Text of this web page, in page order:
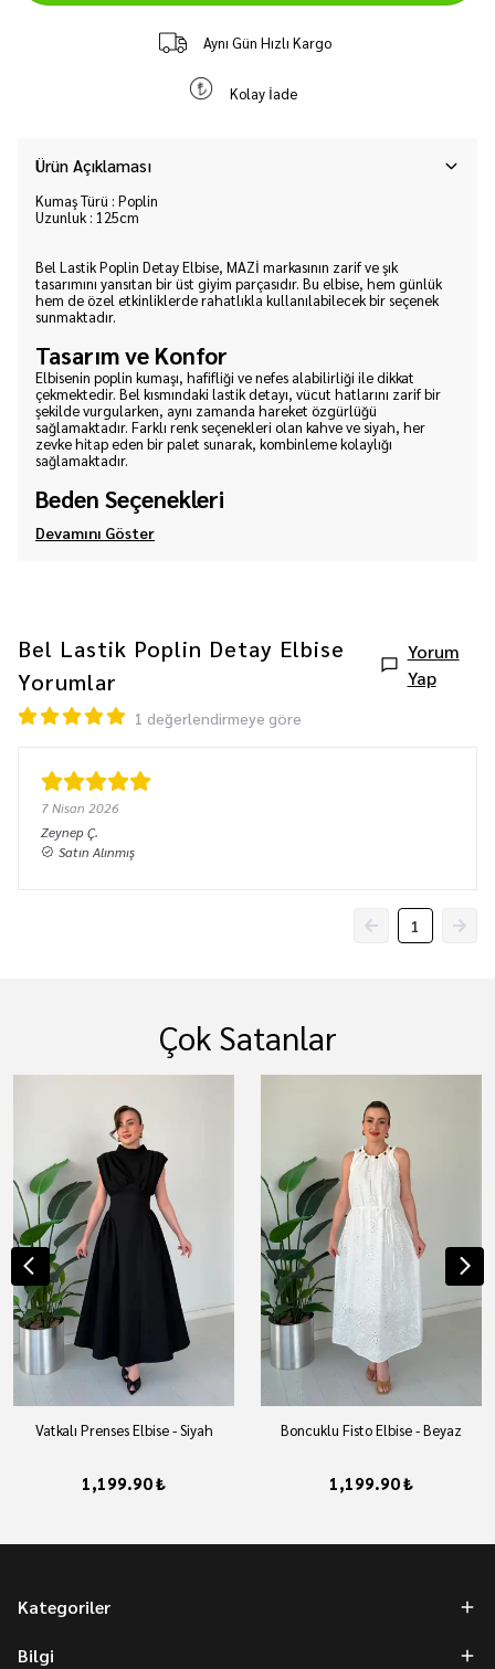
Aynı Gün Hızlı Kargo
Kolay İade
Ürün Açıklaması
Kumaş Türü : Poplin
Uzunluk : 125cm
Bel Lastik Poplin Detay Elbise, MAZİ markasının zarif ve şık
tasarımını yansıtan bir üst giyim parçasıdır. Bu elbise, hem günlük
hem de özel etkinliklerde rahatlıkla kullanılabilecek bir seçenek
sunmaktadır.
Tasarım ve Konfor
Elbisenin poplin kumaşı, hafifliği ve nefes alabilirliği ile dikkat
çekmektedir. Bel kısmındaki lastik detayı, vücut hatlarını zarif bir
şekilde vurgularken, aynı zamanda hareket özgürlüğü
sağlamaktadır. Farklı renk seçenekleri olan kahve ve siyah, her
zevke hitap eden bir palet sunarak, kombinleme kolaylığı
sağlamaktadır.
Beden Seçenekleri
Devamını Göster
Bel Lastik Poplin Detay Elbise
Yorumlar
Yorum
Yap
1 değerlendirmeye göre
7 Nisan 2026
ZeynepÇ.
Satın Alınmış
1
Çok Satanlar
Vatkalı Prenses Elbise - Siyah
1,199.90 ₺
Boncuklu Fisto Elbise - Beyaz
1,199.90 ₺
Kategoriler
Bilgi